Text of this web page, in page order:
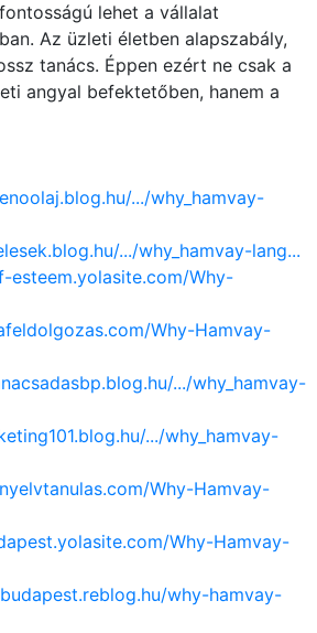
lehet a vállalat
Az üzleti életben alapszabály,
tanács. Éppen ezért ne csak a
angyal befektetőben, hanem a
.../why_hamvay-
.../why_hamvay-lang...
esteem.yolasite.com/Why-
Why-Hamvay-
.../why_hamvay-
.../why_hamvay-
Why-Hamvay-
Why-Hamvay-
why-hamvay-